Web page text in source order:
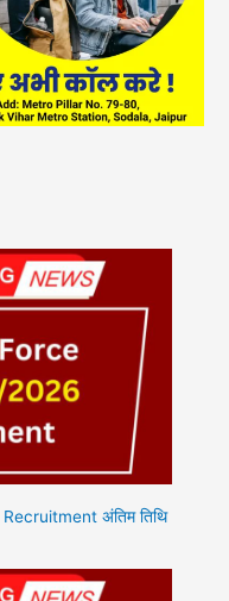
अंतिम तिथि